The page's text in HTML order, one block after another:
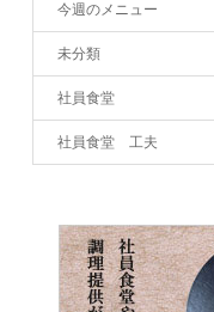
今週のメニュー
未分類
社員食堂
社員食堂 工夫